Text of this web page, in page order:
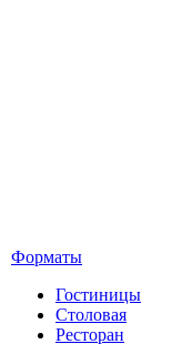
Форматы
Гостиницы
Столовая
Ресторан